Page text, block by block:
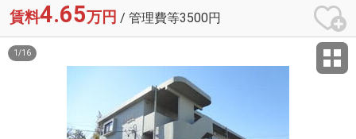
賃料4.65万円 / 管理費等3500円
1 /16